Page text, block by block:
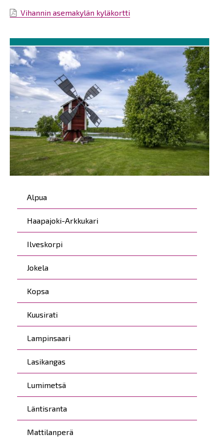
Päävalikko
Alpua
Haapajoki-Arkkukari
Ilveskorpi
Jokela
Kopsa
Kuusirati
Lampinsaari
Lasikangas
Lumimetsä
Läntisranta
Mattilanperä
Vihannin asemakylän kyläkortti